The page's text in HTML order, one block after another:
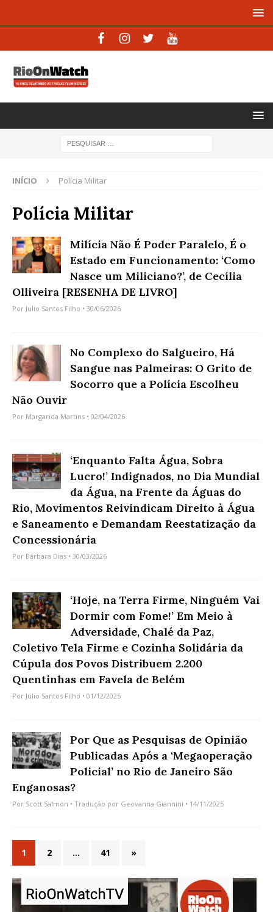
INÍCIO Polícia Militar
Polícia Militar
Milícia Não É Poder Paralelo, É o
Estado em Funcionamento: ‘Como
Nasce um Miliciano?’, de Cecília
Olliveira [RESENHA DE LIVRO]
Por Julio Santos Filho • 30/06/2026
No Complexo do Salgueiro, Há
Sangue nas Palmeiras: O Grito de
Socorro que a Polícia Escolheu
Não Ouvir
Por Margarida Martins • 02/04/2026
‘Enquanto Falta Água, Sobra
Lucro!’ Indignados, no Dia Mundial
da Água, na Frente da Águas do
Rio, Movimentos Reivindicam Direito à Água
e Saneamento e Demandam Reestatização da
Concessionária
Por Bárbara Dias • 30/03/2026
‘Hoje, na Terra Firme, Ninguém Vai
Dormir com Fome!’ Em Meio à
Adversidade, Chalé da Paz,
Coletivo Tela Firme e Cozinha Solidária da
Cúpula dos Povos Distribuem 2.200
Quentinhas em Favela de Belém
Por Julio Santos Filho • 01/12/2025
Por Que as Pesquisas de Opinião
Publicadas Após a ‘Megaoperação
Policial’ no Rio de Janeiro São
Enganosas?
Por Scott Salmon • Tradução por Geovanna Giannini • 14/11/2025
1 2 … 41 »